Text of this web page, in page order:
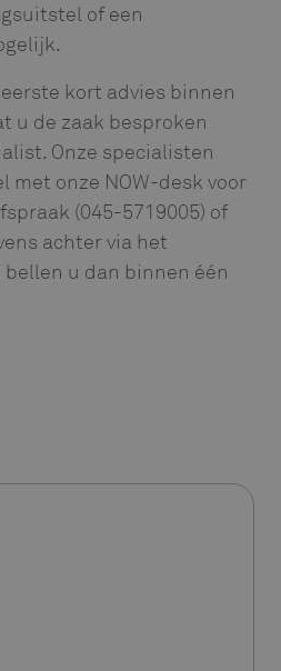
of een
kort advies binnen
u de zaak besproken
Onze specialisten
met onze NOW-desk voor
(045-5719005) of
achter via het
u dan binnen één